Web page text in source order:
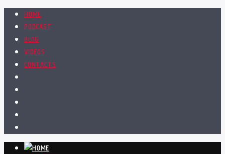
HOME
PODCAST
BLOG
VIDEOS
CONTACTS